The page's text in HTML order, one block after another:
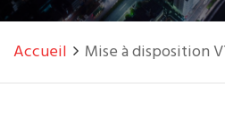
Accueil Mise à disposition